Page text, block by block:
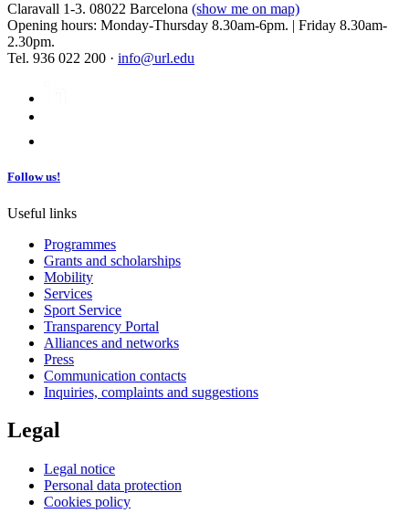
Claravall 1-3. 08022 Barcelona (show me on map)
Opening hours: Monday-Thursday 8.30am-6pm. | Friday 8.30am-
2.30pm.
Tel. 936 022 200 · info@url.edu
Follow us!
Useful links
Programmes
Grants and scholarships
Mobility
Services
Sport Service
Transparency Portal
Alliances and networks
Press
Communication contacts
Inquiries, complaints and suggestions
Legal
Legal notice
Personal data protection
Cookies policy